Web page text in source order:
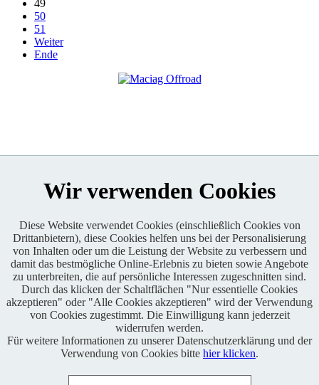
49
50
51
Weiter
Ende
Enduro One Series Partner
Copyright © 2021 BABOONS GmbH. Alle Rechte vorbehalten.
Keine Haftung und kein Anspruch auf Vollständigkeit sowie
Richtigkeit von Inhalten, Berichten und Kommentaren.
Wir verwenden Cookies
Diese Website verwendet Cookies (einschließlich Cookies von
Drittanbietern), diese Cookies helfen uns bei der Personalisierung
von Inhalten oder um die Leistung der Website zu verbessern und
damit das bestmögliche Online-Erlebnis zu bieten sowie Angebote
zu unterbreiten, die auf persönliche Interessen zugeschnitten sind.
Durch das klicken der Schaltflächen "Nur essentielle Cookies
akzeptieren" oder "Alle Cookies akzeptieren" wird der Verwendung
von Cookies zugestimmt. Die Einwilligung kann jederzeit
widerrufen werden.
Für weitere Informationen zu unserer Datenschutzerklärung und der
Verwendung von Cookies bitte hier klicken.